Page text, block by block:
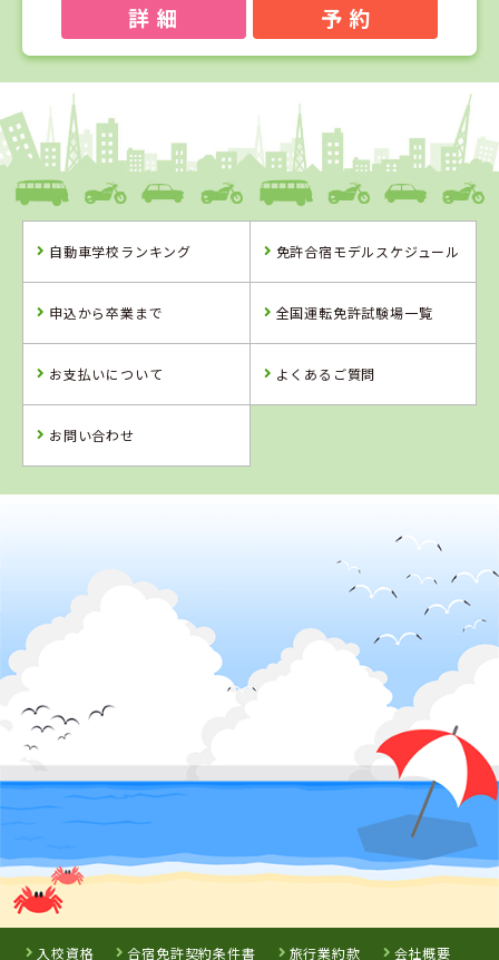
詳 細 予 約
1
愛媛県
八幡浜自動車教習所
詳 細 予 約
詳 細 予 約
3位
高梁自動車学校
習所
詳 細
詳 細
自動車学校ランキング 免許合宿モデルスケジュール
申込から卒業まで 全国運転免許試験場一覧
お支払いについて よくあるご質問
お問い合わせ
入校資格 合宿免許契約条件書 旅行業約款 会社概要